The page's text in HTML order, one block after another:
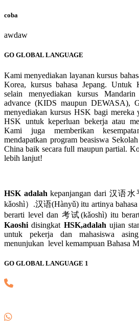
coba
awdaw
GO GLOBAL LANGUAGE
Kami menyediakan layanan kursus
Korea, kursus bahasa Jepang. Untuk
selain menyediakan kursus
advance (KIDS maupun DEWASA),
menyediakan kursus HSK bagi mereka
HSK untuk keperluan bekerja atau
Kami juga memberikan
mendapatkan program beasiswa
China baik secara full maupun partial.
lebih lanjut!
HSK adalah kepanjangan dari 汉语
kǎoshì）.汉语(Hànyǔ) itu artinya
berarti level dan 考试(kǎoshì) itu
Kaoshi disingkat HSK,adalah ujian
untuk pekerja dan mahasiswa
menunjukan level kemampuan Bahasa
GO GLOBAL LANGUAGE 1